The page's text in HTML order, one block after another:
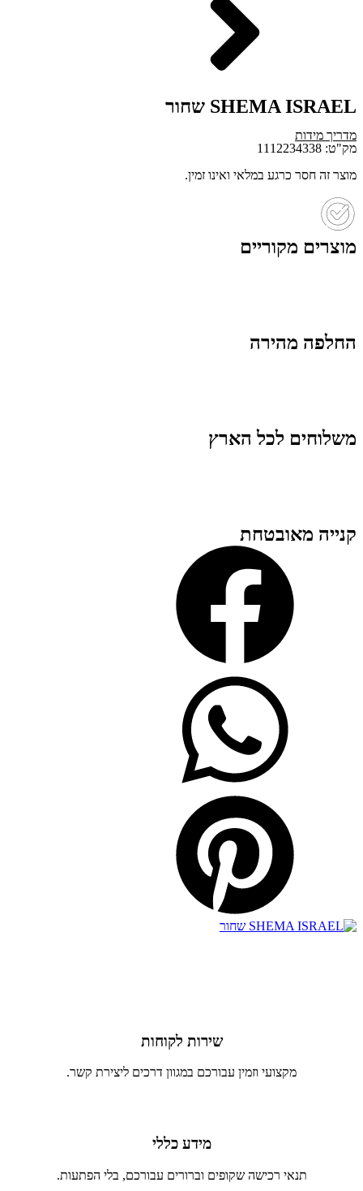
SHEMA ISRAEL שחור
מדריך מידות
מק"ט: 1112234338
מוצר זה חסר כרגע במלאי ואינו זמין.
מוצרים מקוריים
החלפה מהירה
משלוחים לכל הארץ
קנייה מאובטחת
שירות לקוחות
מקצועי וזמין עבורכם במגוון דרכים ליצירת קשר.
מידע כללי
תנאי רכישה שקופים וברורים עבורכם, בלי הפתעות.